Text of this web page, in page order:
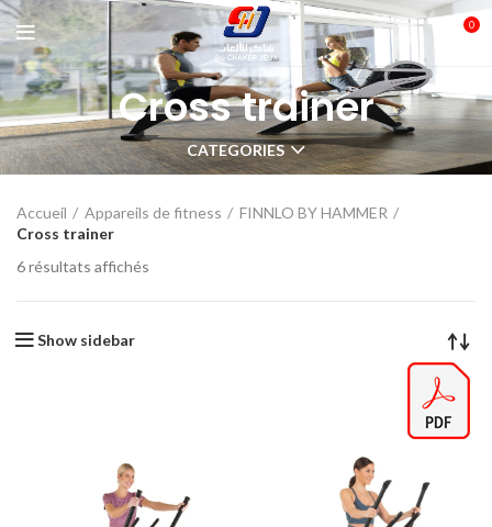
0
Cross trainer
CATEGORIES
Accueil Appareils de fitness
FINNLO BY HAMMER
Cross trainer
6 résultats affichés
Show sidebar